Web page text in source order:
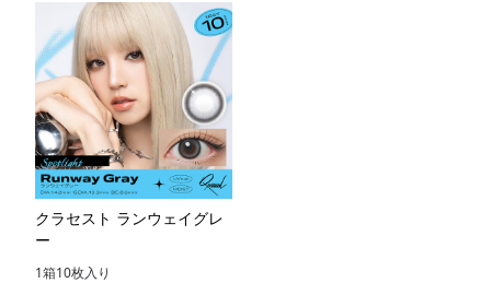
クラセスト ランウェイグレ
ー
1箱10枚入り